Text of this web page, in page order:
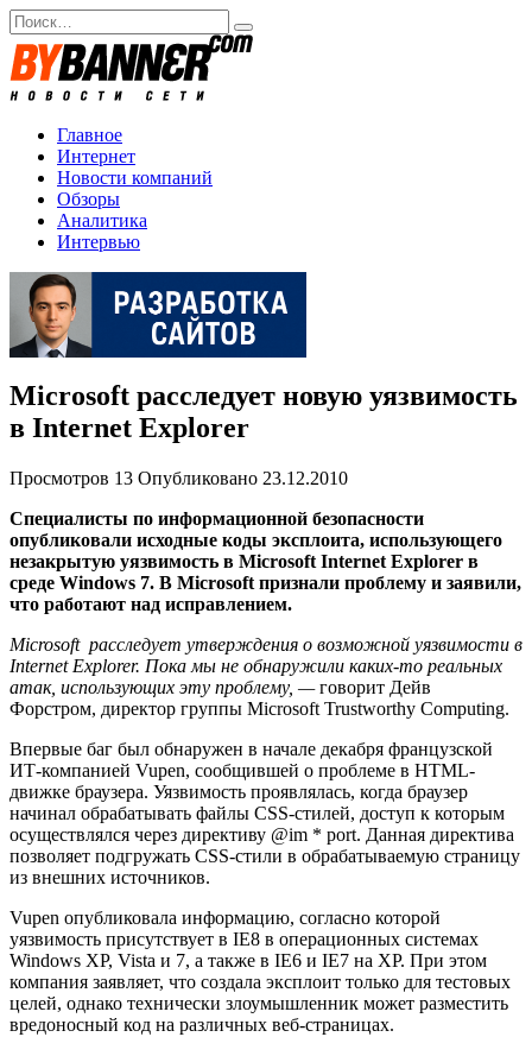
Перейти
к
содержанию
Search
for:
Главное
Интернет
Новости компаний
Обзоры
Аналитика
Интервью
Microsoft расследует новую уязвимость
в Internet Explorer
Просмотров 13 Опубликовано 23.12.2010
Специалисты по информационной безопасности
опубликовали исходные коды эксплоита, использующего
незакрытую уязвимость в Microsoft Internet Explorer в
среде Windows 7. В Microsoft признали проблему и заявили,
что работают над исправлением.
Microsoft расследует утверждения о возможной уязвимости в
Internet Explorer. Пока мы не обнаружили каких-то реальных
атак, использующих эту проблему, —говорит Дейв
Форстром, директор группы Microsoft Trustworthy Computing.
Впервые баг был обнаружен в начале декабря французской
ИТ-компанией Vupen, сообщившей о проблеме в HTML-
движке браузера. Уязвимость проявлялась, когда браузер
начинал обрабатывать файлы CSS-стилей, доступ к которым
осуществлялся через директиву @im * port. Данная директива
позволяет подгружать CSS-стили в обрабатываемую страницу
из внешних источников.
Vupen опубликовала информацию, согласно которой
уязвимость присутствует в IE8 в операционных системах
Windows XP, Vista и 7, а также в IE6 и IE7 на XP. При этом
компания заявляет, что создала эксплоит только для тестовых
целей, однако технически злоумышленник может разместить
вредоносный код на различных веб-страницах.